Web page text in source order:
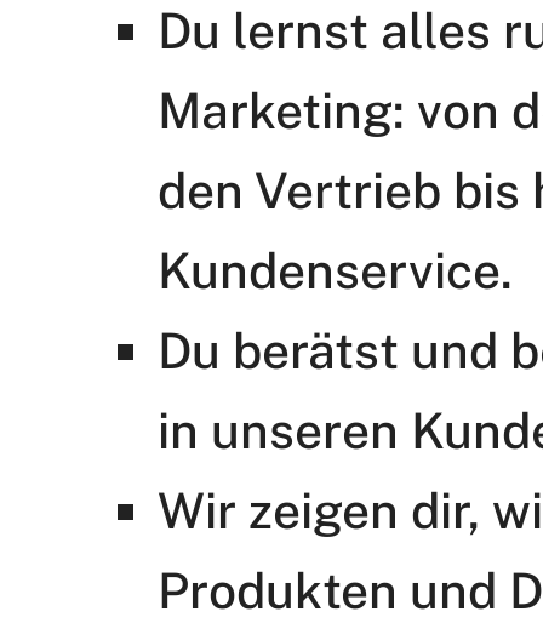
Du lernst alles
Marketing: von
den Vertrieb bis
Kundenservice.
Du berätst und
in unseren
Wir zeigen dir,
Produkten und